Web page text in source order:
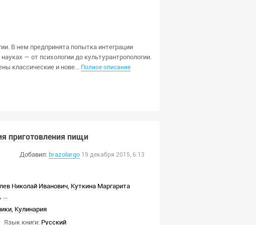
В нем предпринята попытка интеграции
— от психологии до культурантропологии.
классические и нове... Полное описание
приготовления пищи
Добавил: brazolargo 19 декабря 2015, 6:13
Николай Иванович, Куткина Маргарита
, ...
, Кулинария
Язык книги: Русский